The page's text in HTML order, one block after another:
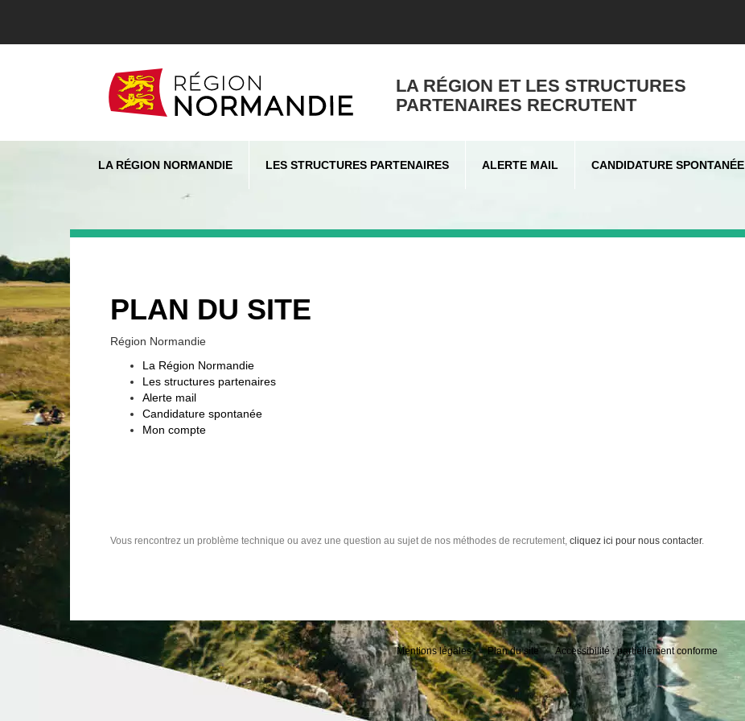
LA RÉGION ET LES STRUCTURES
PARTENAIRES RECRUTENT
LA RÉGION NORMANDIE LES STRUCTURES PARTENAIRES ALERTE MAIL CANDIDATURE SPONTANÉE
PLAN DU SITE
Région Normandie
La Région Normandie
Les structures partenaires
Alerte mail
Candidature spontanée
Mon compte
Vous rencontrez un problème technique ou avez une question au sujet de nos méthodes de recrutement, cliquez ici pour nous contacter.
Mentions légales Plan du site Accessibilité : partiellement conforme